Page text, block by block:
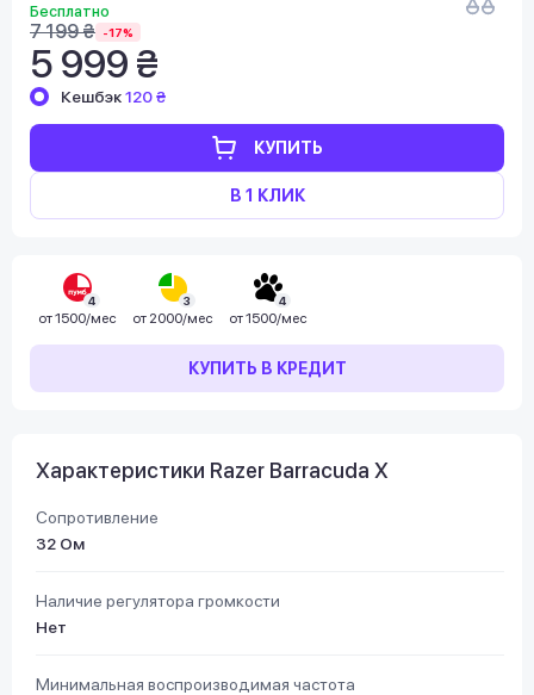
Бесплатно
7 199 ₴ -17%
5 999 ₴
КУПИТЬ
В 1 КЛИК
Кешбэк120 ₴
4
от1500/мес
3
от 2000/мес
4
от1500/мес
КУПИТЬ В КРЕДИТ
Характеристики Razer Barracuda X
Сопротивление
32 Ом
Наличие регулятора громкости
Нет
Минимальная воспроизводимая частота